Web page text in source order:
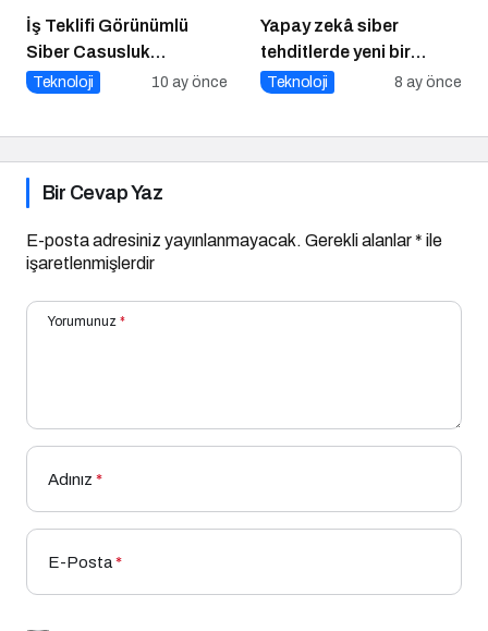
İş Teklifi Görünümlü
Siber Casusluk
Operasyonu
Teknoloji 10 ay önce
Yapay zekâ siber
tehditlerde yeni bir
dönemi başlatıyor
Teknoloji 8 ay önce
Bir Cevap Yaz
E-posta adresiniz yayınlanmayacak. Gerekli alanlar* ile
işaretlenmişlerdir
Yorumunuz *
Adınız *
E-Posta*